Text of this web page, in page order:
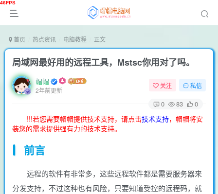
首页 热点资讯 电脑教程 正文
局域网最好用的远程工具，Mstsc你用对了吗。
帽帽
2年前更新
关注 私信
0 83 0
!!!若您需要帽帽提供技术支持，请点击技术支持，帽帽将安
装您的需求提供强有力的技术支持。
前言
远程的软件有非常多，这些远程软件都是需要服务器来
分发支持，不过这种也有风险，只要知道受控的远程码，就